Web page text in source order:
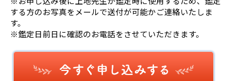
する方のお写真をメールで送付が可能かご連絡いたしま
す。
※鑑定日前日に確認のお電話をさせていただきます。